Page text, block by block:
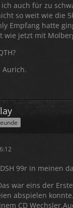
aus den
dass ich für jeden
muss, da die alle
Richtungen
eingelesen, aber
auch für zu
so weit wie die
Empfang hatte
wie jetzt mit
Aurich.
99r in meinen
war eins der
abspielen
CD